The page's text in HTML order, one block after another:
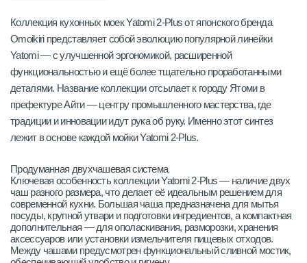
Коллекция кухонных моек Yatomi 2-Plus от японского бренда
Omoikiri представляет собой эволюцию популярной линейки
Yatomi — с улучшенной эргономикой, расширенной
функциональностью и ещё более тщательно проработанными
деталями. Название коллекции отсылает к городу Ятоми в
префектуре Айти — центру промышленного мастерства, где
традиции и инновации идут рука об руку. Именно этот синтез
лежит в основе каждой мойки Yatomi 2-Plus.
Продуманная двухчашевая система
Ключевая особенность коллекции Yatomi 2-Plus — наличие двух
чаш разного размера, что делает её идеальным решением для
современной кухни. Большая чаша предназначена для мытья
посуды, крупной утвари и подготовки ингредиентов, а компактная
дополнительная — для ополаскивания, разморозки, хранения
аксессуаров или установки измельчителя пищевых отходов.
Между чашами предусмотрен функциональный сливной мостик,